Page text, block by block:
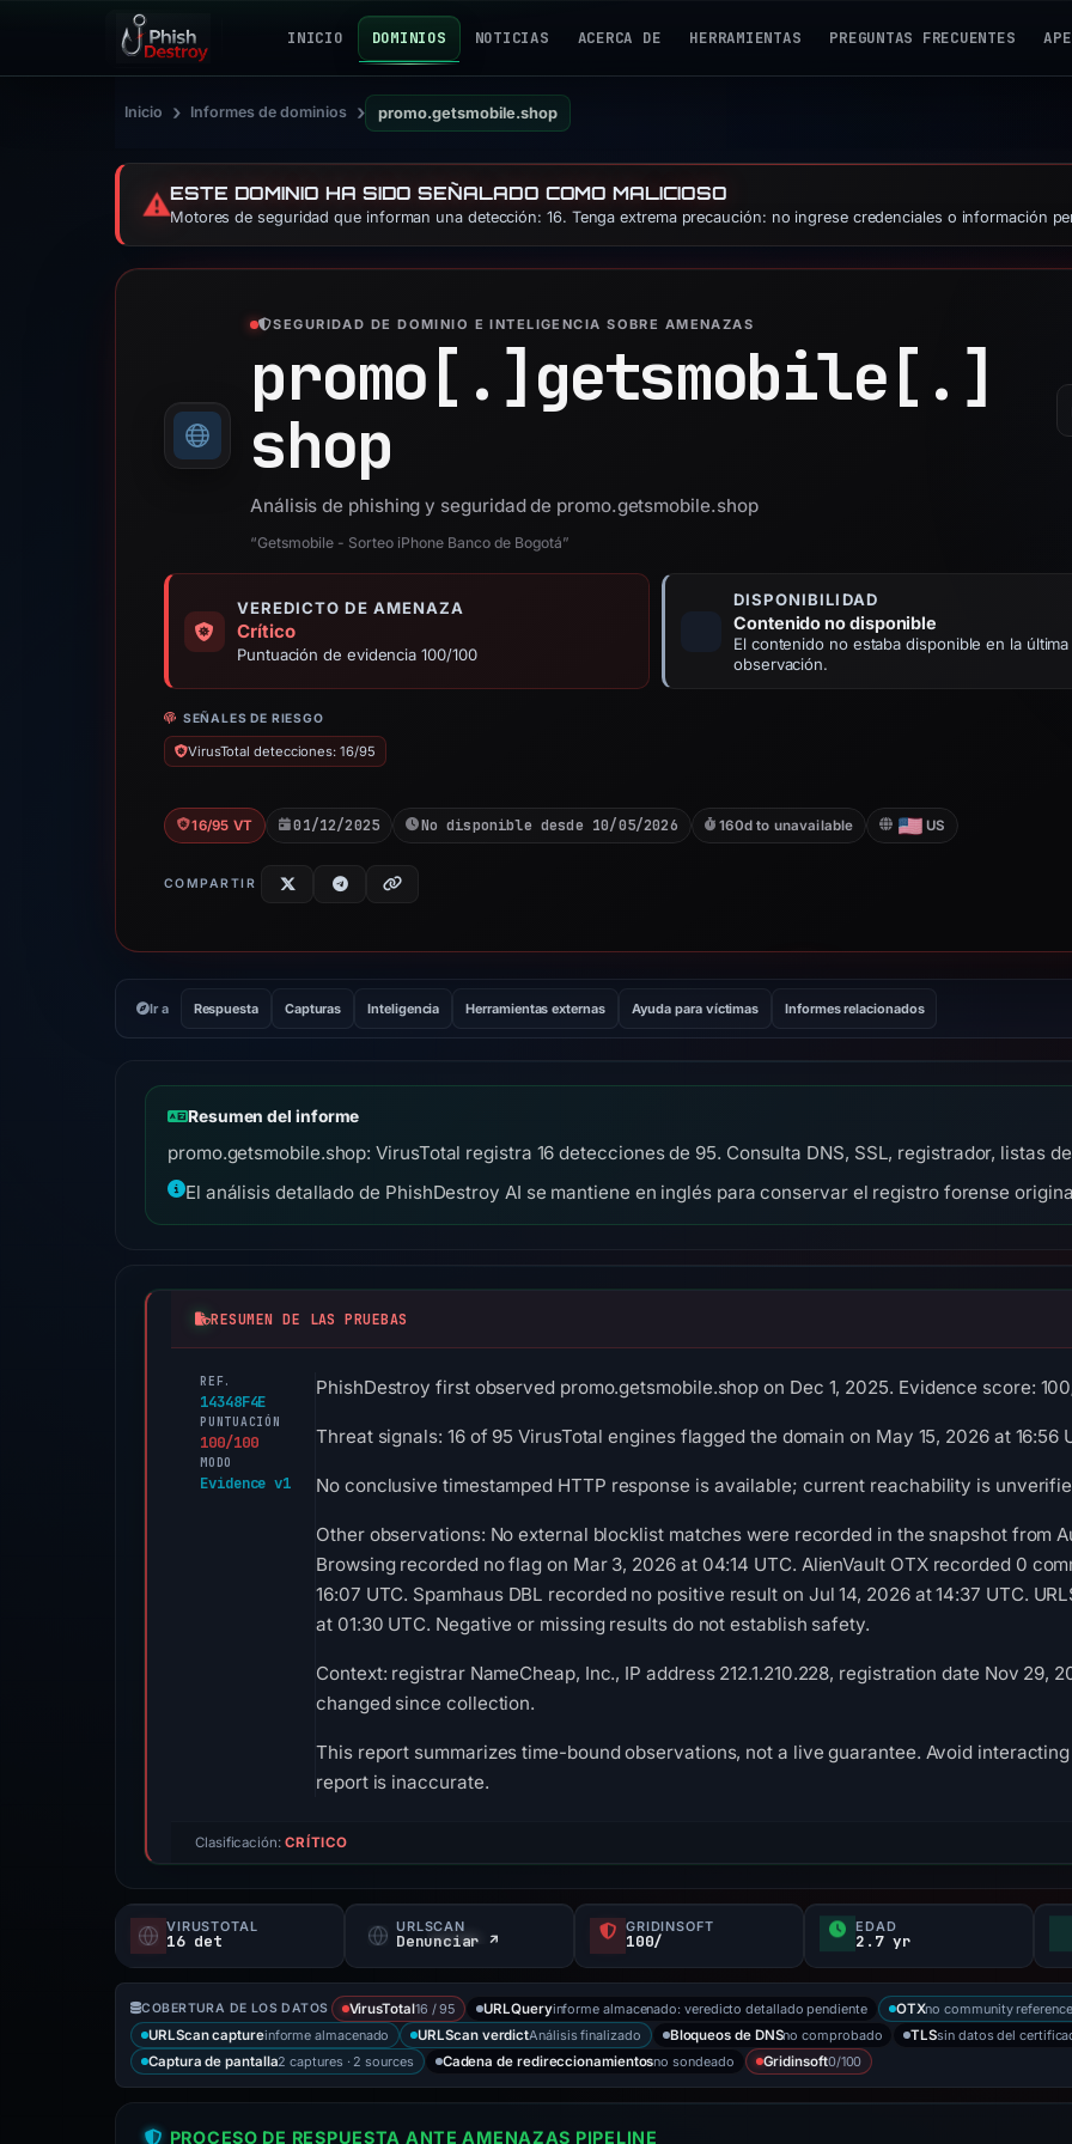
INICIO DOMINIOS NOTICIAS ACERCA DE HERRAMIENTAS PREGUNTAS FRECUENTES
Inicio › Informes de dominios › promo.getsmobile.shop
⚠️ESTE DOMINIO HA SIDO SEÑALADO COMO MALICIOSO
Motores de seguridad que informan una detección: 16. Tenga extrema precaución: no ingrese credenciales o información
SEGURIDAD DE DOMINIO E INTELIGENCIA SOBRE AMENAZAS
promo[.]getsmobile[.]
shop
Análisis de phishing y seguridad de promo.getsmobile.shop
“Getsmobile - Sorteo iPhone Banco de Bogotá”
VEREDICTO DE AMENAZA
Crítico
Puntuación de evidencia 100/100
DISPONIBILIDAD
Contenido no disponible
El contenido no estaba disponible en la última
observación.
SEÑALES DE RIESGO
VirusTotal detecciones: 16/95
16/95 VT 01/12/2025 No disponible desde 10/05/2026 160d to unavailable US
COMPARTIR
Ir a Respuesta Capturas Inteligencia Herramientas externas Ayuda para víctimas Informes relacionados
Resumen del informe
promo.getsmobile.shop: VirusTotal registra 16 detecciones de 95. Consulta DNS, SSL, registrador, listas
El análisis detallado de PhishDestroy AI se mantiene en inglés para conservar el registro forense
RESUMEN DE LAS PRUEBAS
REF.
14348F4E
PUNTUACIÓN
100/100
MODO
Evidence v1
PhishDestroy first observed promo.getsmobile.shop on Dec 1, 2025. Evidence score:
Threat signals: 16 of 95 VirusTotal engines flagged the domain on May 15, 2026 at 16:56
No conclusive timestamped HTTP response is available; current reachability is
Other observations: No external blocklist matches were recorded in the snapshot from
Browsing recorded no flag on Mar 3, 2026 at 04:14 UTC. AlienVault OTX recorded 0
16:07 UTC. Spamhaus DBL recorded no positive result on Jul 14, 2026 at 14:37 UTC.
at 01:30 UTC. Negative or missing results do not establish safety.
Context: registrar NameCheap, Inc., IP address 212.1.210.228, registration date Nov 29,
changed since collection.
This report summarizes time-bound observations, not a live guarantee. Avoid
report is inaccurate.
Clasificación: CRÍTICO
VIRUSTOTAL
16 det
URLSCAN
Denunciar ↗
GRIDINSOFT
100/
EDAD
2.7 yr
COBERTURA DE LOS DATOS VirusTotal16 / 95 URLQueryinforme almacenado: veredicto detallado pendiente OTXno community
URLScan captureinforme almacenado URLScan verdictAnálisis finalizado Bloqueos de DNSno comprobado TLSsin datos del
Captura de pantalla2 captures · 2 sources Cadena de redireccionamientosno sondeado Gridinsoft0/100
PROCESO DE RESPUESTA ANTE AMENAZAS PIPELINE